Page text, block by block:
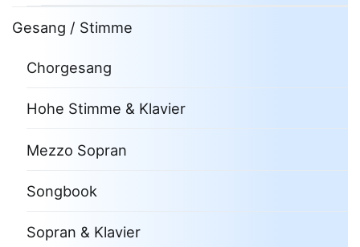
Gesang / Stimme
Chorgesang
Hohe Stimme & Klavier
Mezzo Sopran
Songbook
Sopran & Klavier